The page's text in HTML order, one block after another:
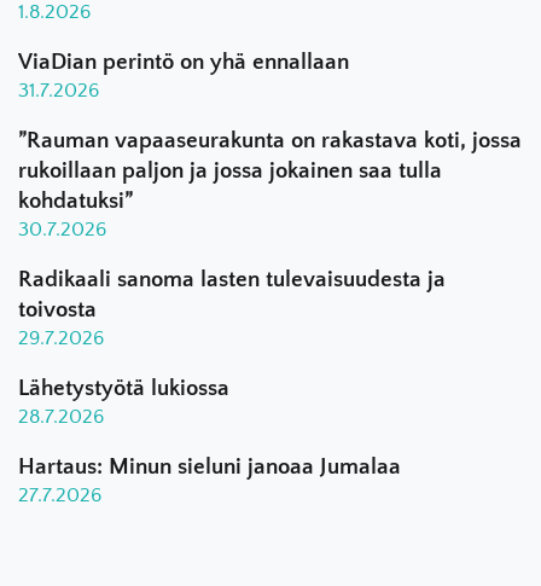
1.8.2026
ViaDian perintö on yhä ennallaan
31.7.2026
”Rauman vapaaseurakunta on rakastava koti, jossa
rukoillaan paljon ja jossa jokainen saa tulla
kohdatuksi”
30.7.2026
Radikaali sanoma lasten tulevaisuudesta ja
toivosta
29.7.2026
Lähetystyötä lukiossa
28.7.2026
Hartaus: Minun sieluni janoaa Jumalaa
27.7.2026